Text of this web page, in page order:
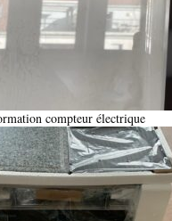
compteur électrique